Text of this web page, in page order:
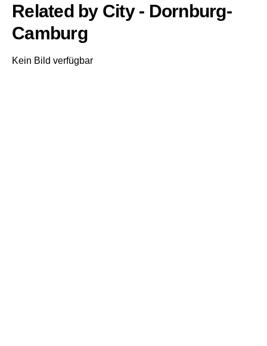
Related by City - Dornburg-
Camburg
Kein Bild verfügbar